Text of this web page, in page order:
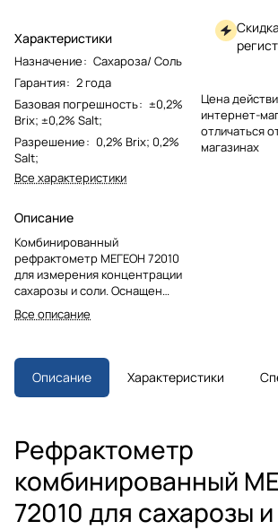
Характеристики
Назначение: Сахароза/ Соль
Гарантия: 2 года
Базовая погрешность: ±0,2%
Brix; ±0,2% Salt;
Разрешение: 0,2% Brix; 0,2%
Salt;
Все характеристики
Описание
Комбинированный
рефрактометр МЕГЕОН 72010
для измерения концентрации
сахарозы и соли. Оснащен
системой ATC для точных
показаний в широком
Работает без источника
питания, прочный алюминиевый
корпус. В комплекте футляр и
Все описание
Цена
интернет-
отличаться
магазинах
Описание Характеристики
Рефрактометр
комбинированный
72010 для сахарозы